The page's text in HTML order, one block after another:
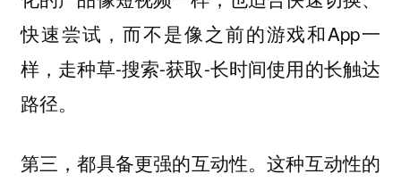
快速尝试，而不是像之前的游戏和App一
样，走种草-搜索-获取-长时间使用的长触达
路径。
第三，都具备更强的互动性。这种互动性的